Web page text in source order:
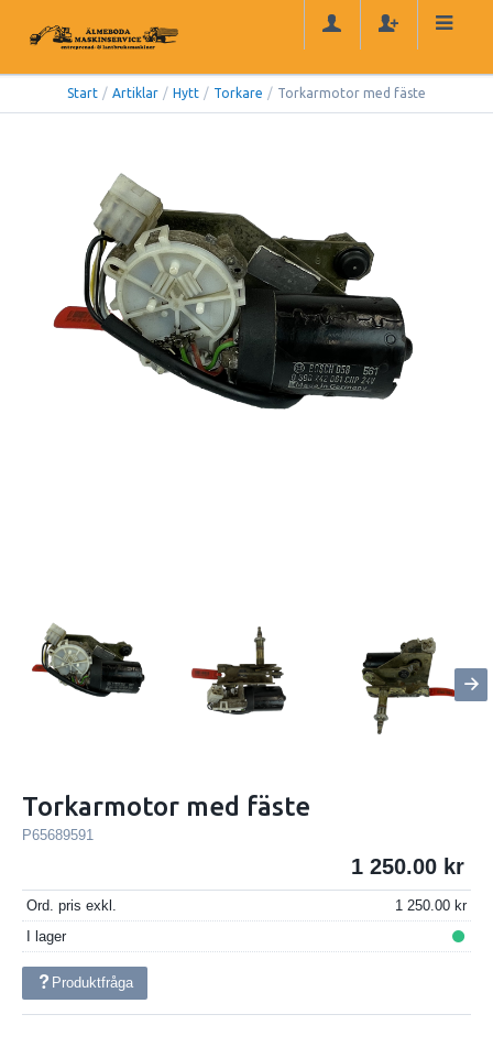
Start / Artiklar / Hytt / Torkare / Torkarmotor med fäste
Torkarmotor med fäste
P65689591
1 250.00
Ord. pris exkl.
1 250.00
I lager
Produktfråga